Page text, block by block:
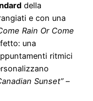
della
e con una
Rain Or Come
una
ritmici
Sunset”–